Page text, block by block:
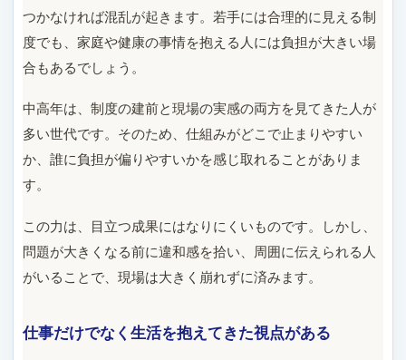
つかなければ混乱が起きます。若手には合理的に見える制
度でも、家庭や健康の事情を抱える人には負担が大きい場
合もあるでしょう。
中高年は、制度の建前と現場の実感の両方を見てきた人が
多い世代です。そのため、仕組みがどこで止まりやすい
か、誰に負担が偏りやすいかを感じ取れることがありま
す。
この力は、目立つ成果にはなりにくいものです。しかし、
問題が大きくなる前に違和感を拾い、周囲に伝えられる人
がいることで、現場は大きく崩れずに済みます。
仕事だけでなく生活を抱えてきた視点がある